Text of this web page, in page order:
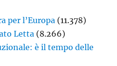
per l’Europa (11.378)
Letta (8.266)
è il tempo delle